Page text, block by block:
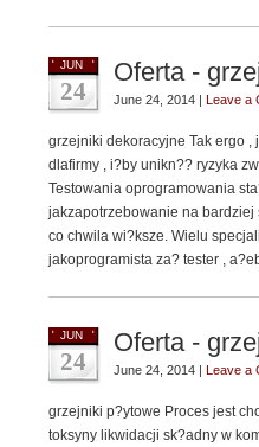
JUN
24
Oferta -
June 24, 2014 | Leave a
grzejniki dekoracyjne Tak ergo
dlafirmy , i?by unikn?? ryzyka
Testowania oprogramowania
jakzapotrzebowanie na
co chwila wi?ksze. Wielu
jakoprogramista za? tester ,
JUN
24
Oferta -
June 24, 2014 | Leave a
grzejniki p?ytowe Proces jest
toksyny likwidacji sk?adny w